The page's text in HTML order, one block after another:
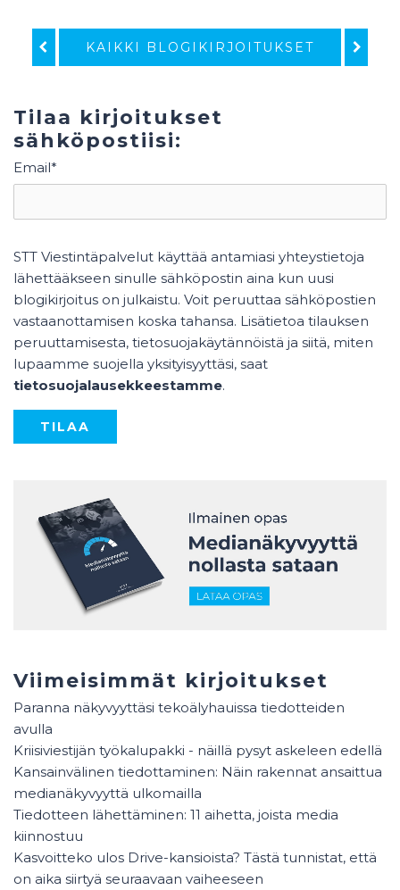
KAIKKI BLOGIKIRJOITUKSET
Tilaa kirjoitukset
sähköpostiisi:
Email*
STT Viestintäpalvelut käyttää antamiasi yhteystietoja
lähettääkseen sinulle sähköpostin aina kun uusi
blogikirjoitus on julkaistu. Voit peruuttaa sähköpostien
vastaanottamisen koska tahansa. Lisätietoa tilauksen
peruuttamisesta, tietosuojakäytännöistä ja siitä, miten
lupaamme suojella yksityisyyttäsi, saat
tietosuojalausekkeestamme.
Viimeisimmät kirjoitukset
Paranna näkyvyyttäsi tekoälyhauissa tiedotteiden
avulla
Kriisiviestijän työkalupakki - näillä pysyt askeleen edellä
Kansainvälinen tiedottaminen: Näin rakennat ansaittua
medianäkyvyyttä ulkomailla
Tiedotteen lähettäminen: 11 aihetta, joista media
kiinnostuu
Kasvoitteko ulos Drive-kansioista? Tästä tunnistat, että
on aika siirtyä seuraavaan vaiheeseen